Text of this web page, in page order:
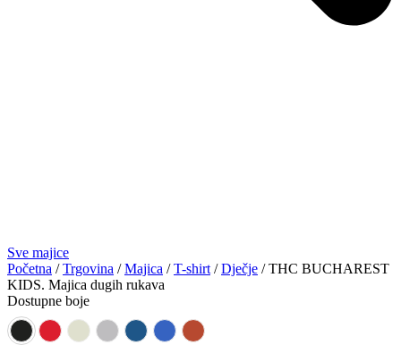
Sve majice
Početna /Trgovina /Majica /T-shirt /Dječje / THC BUCHAREST
KIDS. Majica dugih rukava
Dostupne boje